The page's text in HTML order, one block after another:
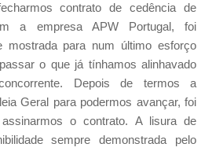
contrato de cedência de
a empresa APW Portugal, foi
mostrada para num último esforço
o que já tínhamos alinhavado
Depois de termos a
Geral para podermos avançar, foi
o contrato. A lisura de
sempre demonstrada pelo